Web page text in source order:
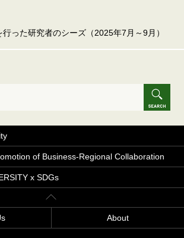
った研究者のシーズ（2025年7月～9月）
of Business-Regional Collaboration
x SDGs
About